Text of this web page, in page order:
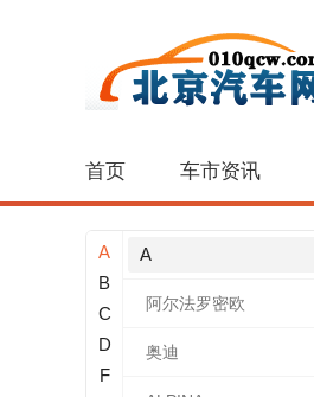
首页 车市资讯
A
B
C
D
F
A
阿尔法罗密欧
奥迪